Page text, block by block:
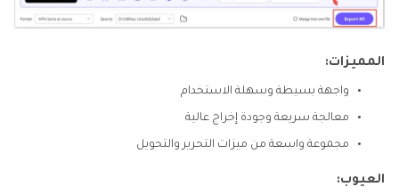
المميزات:
واجهة بسيطة وسهلة الاستخدام
معالجة سريعة وجودة إخراج عالية
مجموعة واسعة من ميزات التحرير والتحويل
العيوب: